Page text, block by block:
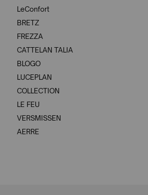
LeConfort
BRETZ
FREZZA
CATTELAN TALIA
BLOGO
LUCEPLAN
COLLECTION
LE FEU
VERSMISSEN
AERRE